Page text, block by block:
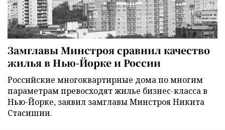
Замглавы Минстроя сравнил качество
жилья в Нью-Йорке и России
Российские многоквартирные дома по многим
параметрам превосходят жилье бизнес-класса в
Нью-Йорке, заявил замглавы Минстроя Никита
Стасишин.